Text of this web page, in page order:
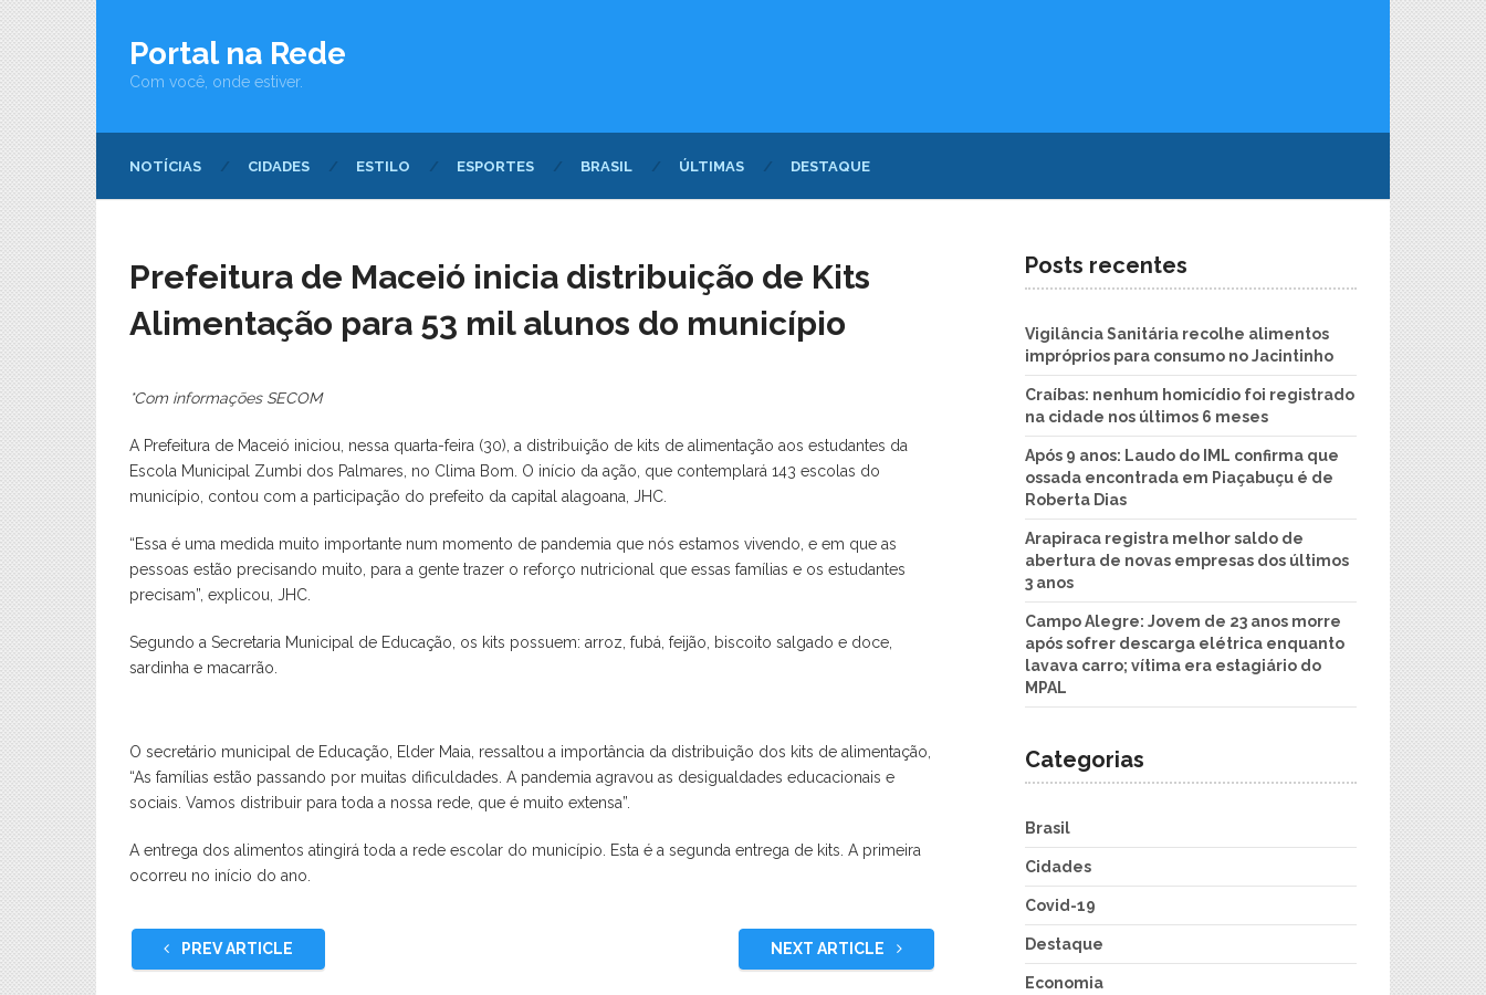
Portal na Rede
Com você, onde estiver.
NOTÍCIAS CIDADES ESTILO ESPORTES BRASIL ÚLTIMAS DESTAQUE
Prefeitura de Maceió inicia distribuição de Kits
Alimentação para 53 mil alunos do município
*Com informações SECOM
A Prefeitura de Maceió iniciou, nessa quarta-feira (30), a distribuição de kits de alimentação aos estudantes da
Escola Municipal Zumbi dos Palmares, no Clima Bom. O início da ação, que contemplará 143 escolas do
município, contou com a participação do prefeito da capital alagoana, JHC.
“Essa é uma medida muito importante num momento de pandemia que nós estamos vivendo, e em que as
pessoas estão precisando muito, para a gente trazer o reforço nutricional que essas famílias e os estudantes
precisam”, explicou, JHC.
Segundo a Secretaria Municipal de Educação, os kits possuem: arroz, fubá, feijão, biscoito salgado e doce,
sardinha e macarrão.
O secretário municipal de Educação, Elder Maia, ressaltou a importância da distribuição dos kits de alimentação,
“As famílias estão passando por muitas dificuldades. A pandemia agravou as desigualdades educacionais e
sociais. Vamos distribuir para toda a nossa rede, que é muito extensa”.
A entrega dos alimentos atingirá toda a rede escolar do município. Esta é a segunda entrega de kits. A primeira
ocorreu no início do ano.
PREV ARTICLE NEXT ARTICLE
Posts recentes
Vigilância Sanitária recolhe alimentos
impróprios para consumo no Jacintinho
Craíbas: nenhum homicídio foi registrado
na cidade nos últimos 6 meses
Após 9 anos: Laudo do IML confirma que
ossada encontrada em Piaçabuçu é de
Roberta Dias
Arapiraca registra melhor saldo de
abertura de novas empresas dos últimos
3 anos
Campo Alegre: Jovem de 23 anos morre
após sofrer descarga elétrica enquanto
lavava carro; vítima era estagiário do
MPAL
Categorias
Brasil
Cidades
Covid-19
Destaque
Economia